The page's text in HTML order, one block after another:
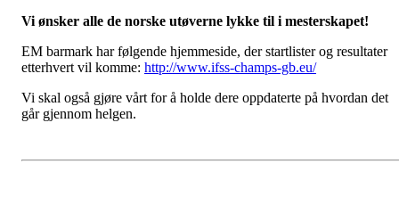
Vi ønsker alle de norske utøverne lykke til i mesterskapet!
EM barmark har følgende hjemmeside, der startlister og resultater
etterhvert vil komme: http://www.ifss-champs-gb.eu/
Vi skal også gjøre vårt for å holde dere oppdaterte på hvordan det
går gjennom helgen.